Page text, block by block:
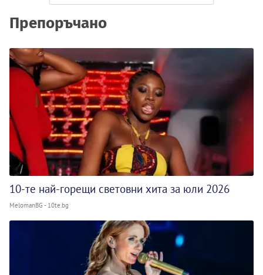
Препоръчано
10-те най-горещи световни хита за юли 2026
MelomanBG - 10te.bg